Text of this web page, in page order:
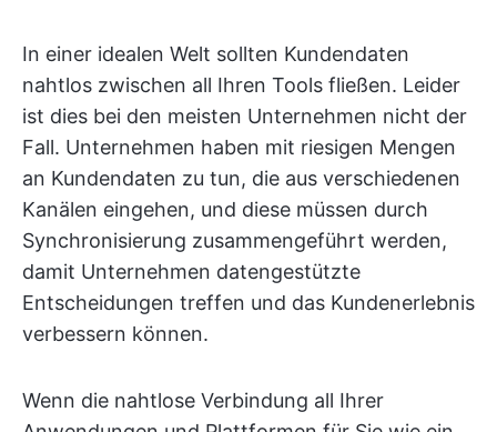
In einer idealen Welt sollten Kundendaten
nahtlos zwischen all Ihren Tools fließen. Leider
ist dies bei den meisten Unternehmen nicht der
Fall. Unternehmen haben mit riesigen Mengen
an Kundendaten zu tun, die aus verschiedenen
Kanälen eingehen, und diese müssen durch
Synchronisierung zusammengeführt werden,
damit Unternehmen datengestützte
Entscheidungen treffen und das Kundenerlebnis
verbessern können.
Wenn die nahtlose Verbindung all Ihrer